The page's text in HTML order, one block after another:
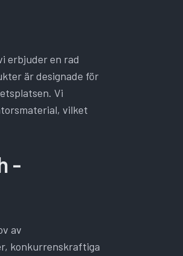
erbjuder en rad
är designade för
Vi
vilket
-
av
konkurrenskraftiga